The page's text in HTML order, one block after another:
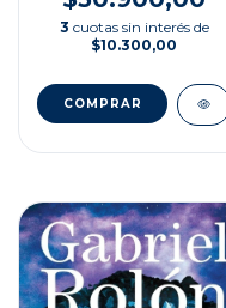
3 cuotas sin interés de
$10.300,00